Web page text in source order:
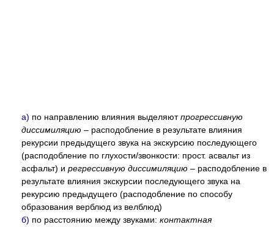
а) по направлению влияния выделяютпрогрессивную
диссимиляцию – расподобление в результате влияния
рекурсии предыдущего звука на экскурсию последующего
(расподобление по глухости/звонкости: прост. асвальт из
асфальт) и регрессивную диссимиляцию – расподобление в
результате влияния экскурсии последующего звука на
рекурсию предыдущего (расподобление по способу
образования верблюд из велблюд)
б) по расстоянию между звуками: контактная